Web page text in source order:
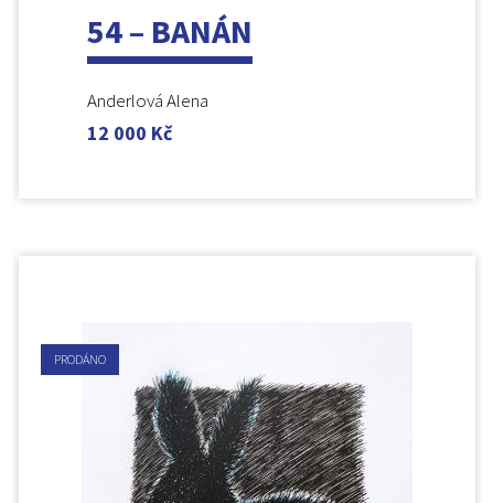
54 – BANÁN
Anderlová Alena
12 000 Kč
PRODÁNO